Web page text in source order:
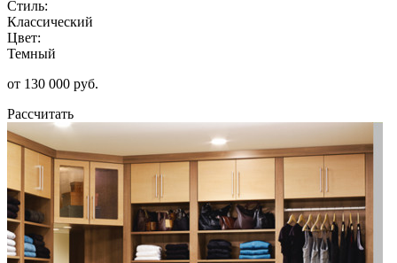
Стиль:
Классический
Цвет:
Темный
от 130 000 руб.
Рассчитать